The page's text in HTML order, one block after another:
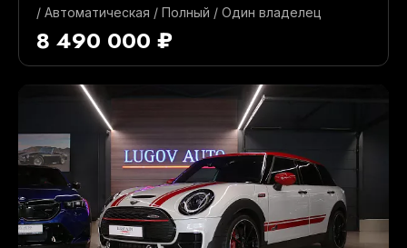
/ Автоматическая / Полный / Один владелец
8 490 000 ₽